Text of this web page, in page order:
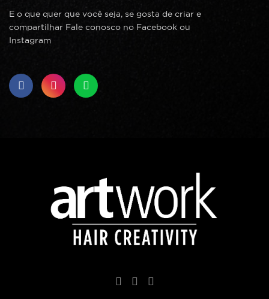
E o que quer que você seja, se gosta de criar e
compartilhar Fale conosco no Facebook ou
Instagram